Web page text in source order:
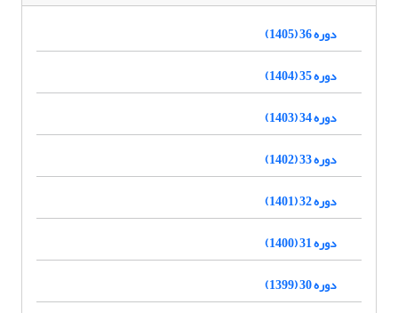
دوره 36 (1405)
دوره 35 (1404)
دوره 34 (1403)
دوره 33 (1402)
دوره 32 (1401)
دوره 31 (1400)
دوره 30 (1399)